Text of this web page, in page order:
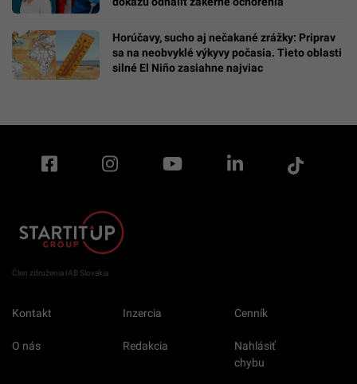
Horúčavy, sucho aj nečakané zrážky: Priprav
sa na neobvyklé výkyvy počasia. Tieto oblasti
silné El Niño zasiahne najviac
Člen združenia IAB Slovakia
Kontakt Inzercia Cenník
O nás Redakcia
Nahlásiť
chybu